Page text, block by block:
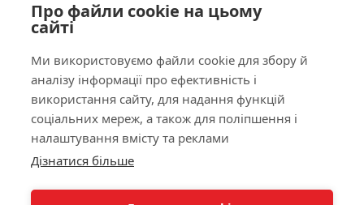
Про файли cookie на цьому
сайті
Ми використовуємо файли cookie для збору й
аналізу інформації про ефективність і
використання сайту, для надання функцій
соціальних мереж, а також для поліпшення і
налаштування вмісту та реклами
Дізнатися більше
Ліцензія МОЗ України №603260 від 23.09.2011
Наша адреса
КНОПКА